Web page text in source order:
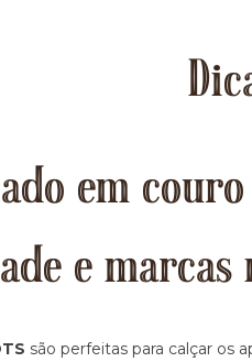
em
e
são perfeitas para calçar os